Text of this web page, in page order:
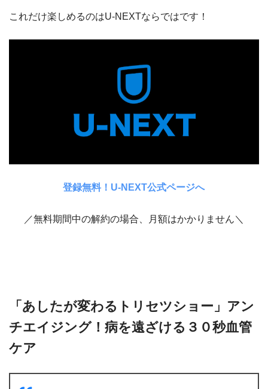
これだけ楽しめるのはU-NEXTならではです！
登録無料！U-NEXT公式ページへ
／無料期間中の解約の場合、月額はかかりません＼
「あしたが変わるトリセツショー」アン
チエイジング！病を遠ざける３０秒血管
ケア